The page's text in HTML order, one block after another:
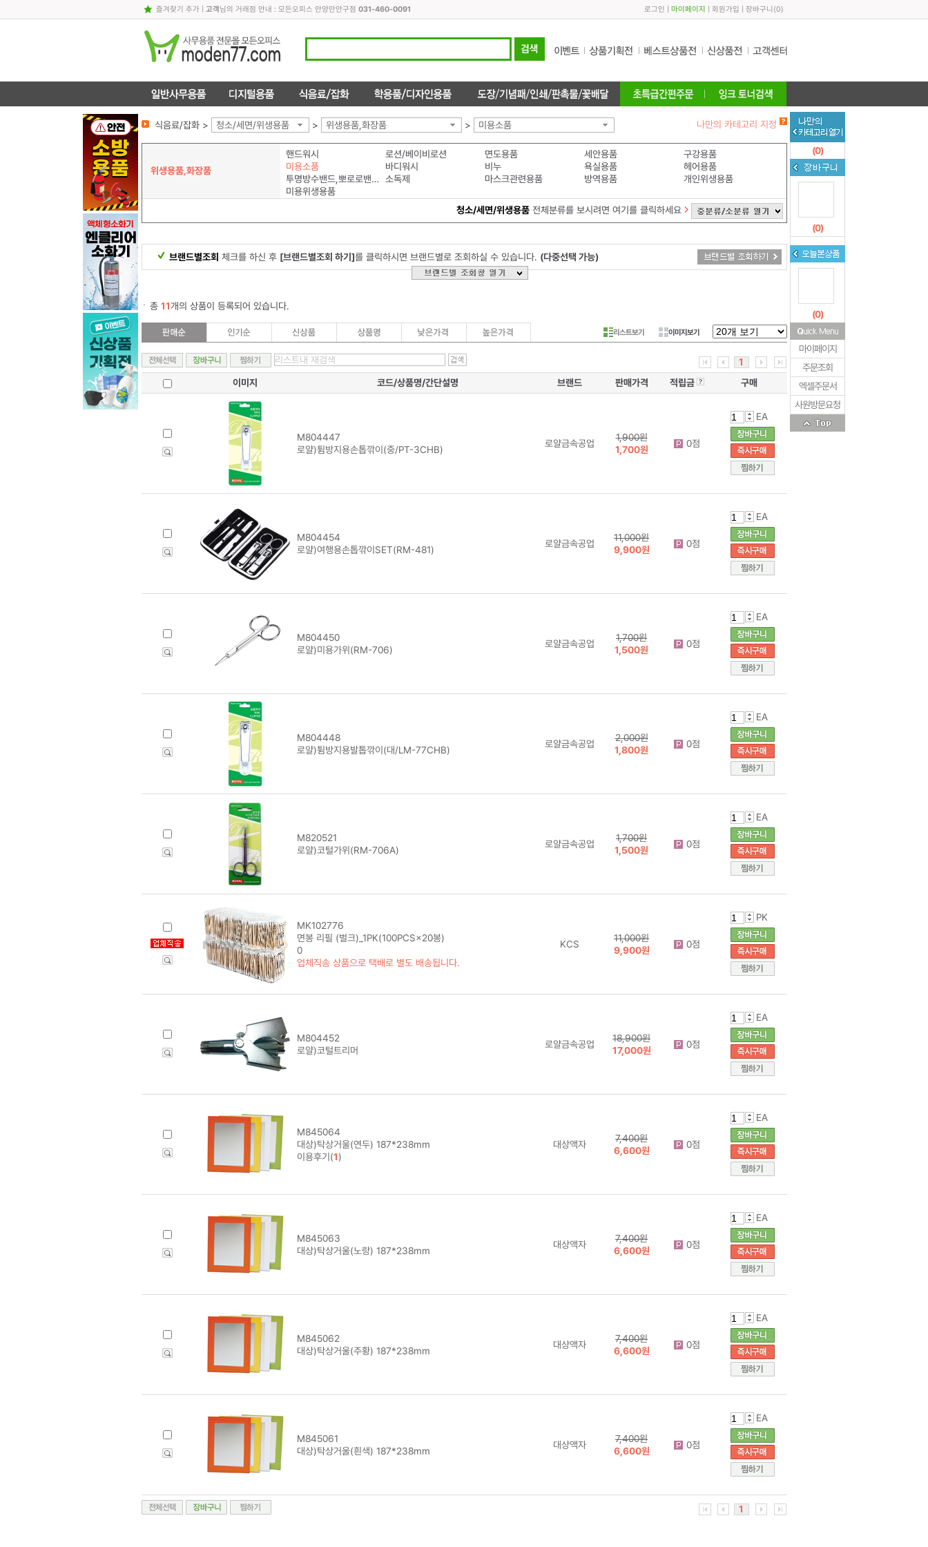
즐겨찾기 추가| 고객님의 거래점 안내 : 모든오피스 안양만안구점 031-460-0091 로그인 마이페이지 회원가입 장바구니 (0)
식음료/잡화 > 청소/세면/위생용품 > 위생용품,화장품 > 미용소품 나만의 카테고리 지정
위생용품,화장품
핸드워시 로션/베이비로션 면도용품 세안용품
구강용품
미용소품
바디워시 비누 욕실용품
헤어용품
투명방수밴드,뽀로로밴드
소독제 마스크관련용품 방역용품
개인위생용품
미용위생용품
청소/세면/위생용품전체분류를 보시려면 여기를 클릭하세요
브랜드별조회 체크를 하신 후 [브랜드별조회 하기]를 클릭하시면 브랜드별로 조회하실 수 있습니다. (다중선택 가능)
총 11개의 상품이 등록되어 있습니다.
리스트보기 이미지보기
1
이미지
코드/상품명/간단설명 브랜드 판매가격 적립금 구매
M804447
로얄)튐방지용손톱깎이(중/PT-3CHB)
로얄금속공업
1,900원
1,700원
0점
EA
M804454
로얄)여행용손톱깎이SET(RM-481)
로얄금속공업
11,000원
9,900원
0점
EA
M804450
로얄)미용가위(RM-706)
로얄금속공업
1,700원
1,500원
0점
EA
M804448
로얄)튐방지용발톱깎이(대/LM-77CHB)
로얄금속공업
2,000원
1,800원
0점
EA
M820521
로얄)코털가위(RM-706A)
로얄금속공업
1,700원
1,500원
0점
EA
MK102776
면봉 리필 (벌크)_1PK(100PCS×20봉)
0
업체직송 상품으로 택배로 별도 배송됩니다.
KCS
11,000원
9,900원
0점
PK
M804452
로얄)코털트리머
로얄금속공업
18,900원
17,000원
0점
EA
M845064
대상)탁상거울(연두) 187*238mm
이용후기(1)
대상액자
7,400원
6,600원
0점
EA
M845063
대상)탁상거울(노랑) 187*238mm
대상액자
7,400원
6,600원
0점
EA
M845062
대상)탁상거울(주황) 187*238mm
대상액자
7,400원
6,600원
0점
EA
M845061
대상)탁상거울(흰색) 187*238mm
대상액자
7,400원
6,600원
0점
EA
1
(0)
(0)
(0)
마이페이지
주문조회
엑셀주문서
사원방문요청